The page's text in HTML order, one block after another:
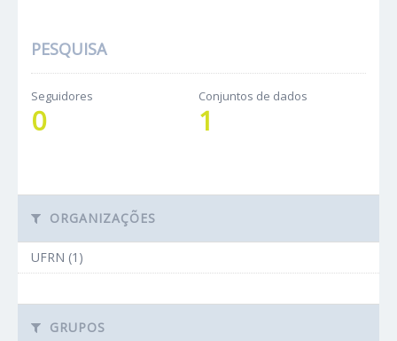
PESQUISA
Seguidores
0
Conjuntos de dados
1
ORGANIZAÇÕES
UFRN (1)
GRUPOS